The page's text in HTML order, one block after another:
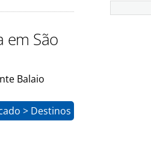
em São
Balaio
> Destinos